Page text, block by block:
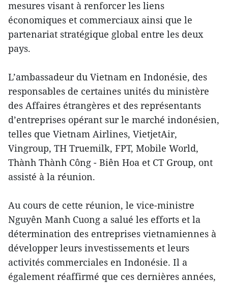
mesures visant à renforcer les liens
économiques et commerciaux ainsi que le
partenariat stratégique global entre les deux
pays.
L’ambassadeur du Vietnam en Indonésie, des
responsables de certaines unités du ministère
des Affaires étrangères et des représentants
d’entreprises opérant sur le marché indonésien,
telles que Vietnam Airlines, VietjetAir,
Vingroup, TH Truemilk, FPT, Mobile World,
Thành Thành Công - Biên Hoa et CT Group, ont
assisté à la réunion.
Au cours de cette réunion, le vice-ministre
Nguyên Manh Cuong a salué les efforts et la
détermination des entreprises vietnamiennes à
développer leurs investissements et leurs
activités commerciales en Indonésie. Il a
également réaffirmé que ces dernières années,